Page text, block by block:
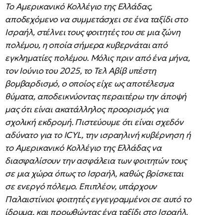
Το Αμερικανικό Κολλέγιο της Ελλάδας,
αποδεχόμενο να συμμετάσχει σε ένα ταξίδι στο
Ισραήλ, στέλνει τους φοιτητές του σε μια ζώνη
πολέμου, η οποία σήμερα κυβερνάται από
εγκληματίες πολέμου. Μόλις πριν από ένα μήνα,
τον Ιούνιο του 2025, το Τελ Αβίβ υπέστη
βομβαρδισμό, ο οποίος είχε ως αποτέλεσμα
θύματα, αποδεικνύοντας περαιτέρω την άποψή
μας ότι είναι ακατάλληλος προορισμός για
σχολική εκδρομή. Πιστεύουμε ότι είναι σχεδόν
αδύνατο για το ICYL, την ισραηλινή κυβέρνηση ή
το Αμερικανικό Κολλέγιο της Ελλάδας να
διασφαλίσουν την ασφάλεια των φοιτητών τους
σε μια χώρα όπως το Ισραήλ, καθώς βρίσκεται
σε ενεργό πόλεμο. Επιπλέον, υπάρχουν
Παλαιστίνιοι φοιτητές εγγεγραμμένοι σε αυτό το
ίδρυμα, και προωθώντας ένα ταξίδι στο Ισραήλ,